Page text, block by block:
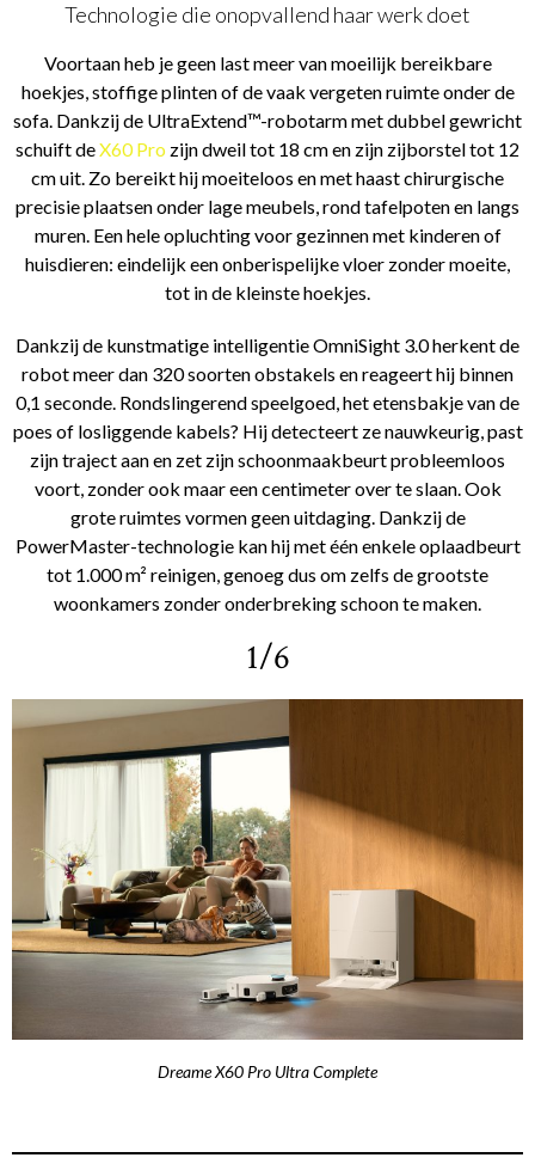
Technologie die onopvallend haar werk doet
Voortaan heb je geen last meer van moeilijk bereikbare
hoekjes, stoffige plinten of de vaak vergeten ruimte onder de
sofa. Dankzij de UltraExtend™-robotarm met dubbel gewricht
schuift deX60 Pro zijn dweil tot 18 cm en zijn zijborstel tot 12
cm uit. Zo bereikt hij moeiteloos en met haast chirurgische
precisie plaatsen onder lage meubels, rond tafelpoten en langs
muren. Een hele opluchting voor gezinnen met kinderen of
huisdieren: eindelijk een onberispelijke vloer zonder moeite,
tot in de kleinste hoekjes.
Dankzij de kunstmatige intelligentie OmniSight 3.0 herkent de
robot meer dan 320 soorten obstakels en reageert hij binnen
0,1 seconde. Rondslingerend speelgoed, het etensbakje van de
poes of losliggende kabels? Hij detecteert ze nauwkeurig, past
zijn traject aan en zet zijn schoonmaakbeurt probleemloos
voort, zonder ook maar een centimeter over te slaan. Ook
grote ruimtes vormen geen uitdaging. Dankzij de
PowerMaster-technologie kan hij met één enkele oplaadbeurt
tot 1.000 m² reinigen, genoeg dus om zelfs de grootste
woonkamers zonder onderbreking schoon te maken.
1/6
Dreame X60 Pro Ultra Complete